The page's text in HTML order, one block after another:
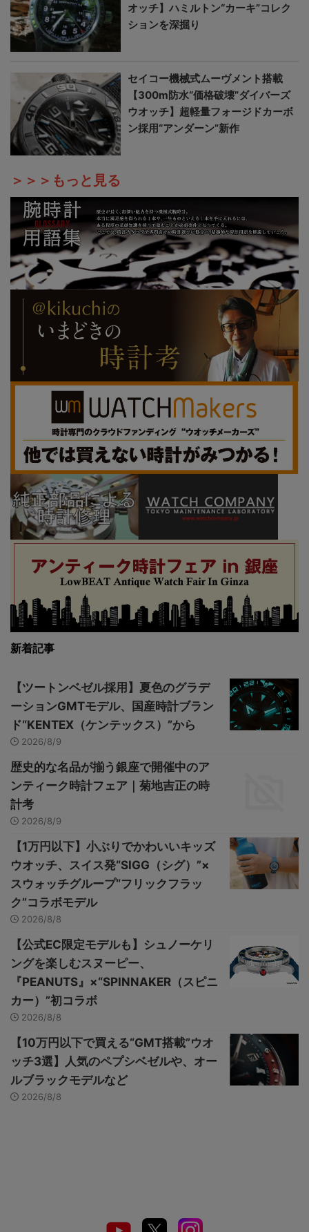
オッチ】ハミルトン“カーキ”コレク
ションを深掘り
セイコー機械式ムーヴメント搭載
【300m防水“価格破壊”ダイバーズ
ウオッチ】超軽量フォージドカーボ
ン採用“アンダーン”新作
＞＞＞もっと見る
新着記事
【ツートンベゼル採用】夏色のグラデ
ーションGMTモデル、国産時計ブラン
ド“KENTEX（ケンテックス）”から
2026/8/9
歴史的な名品が揃う銀座で開催中のア
ンティーク時計フェア｜菊地吉正の時
計考
2026/8/9
【1万円以下】小ぶりでかわいいキッズ
ウオッチ、スイス発“SIGG（シグ）”×
スウォッチグループ“フリックフラッ
ク”コラボモデル
2026/8/8
【公式EC限定モデルも】シュノーケリ
ングを楽しむスヌーピー、
『PEANUTS』×“SPINNAKER（スピニ
カー）”初コラボ
2026/8/8
【10万円以下で買える“GMT搭載”ウオ
ッチ3選】人気のペプシベゼルや、オー
ルブラックモデルなど
2026/8/8